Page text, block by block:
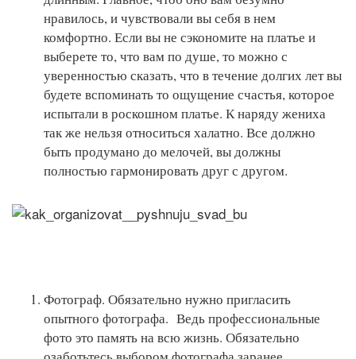
нравилось, и чувствовали вы себя в нем
комфортно. Если вы не сэкономите на платье и
выберете то, что вам по душе, то можно с
уверенностью сказать, что в течение долгих лет вы
будете вспоминать то ощущение счастья, которое
испытали в роскошном платье. К наряду жениха
так же нельзя относиться халатно. Все должно
быть продумано до мелочей, вы должны
полностью гармонировать друг с другом.
Фотограф. Обязательно нужно пригласить
опытного фотографа. Ведь профессиональные
фото это память на всю жизнь. Обязательно